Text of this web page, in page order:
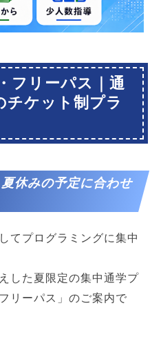
フリーパス｜通
チケット制プラ
休みの予定に合わせ
てプログラミングに集中
した夏限定の集中通学プ
リーパス」のご案内で